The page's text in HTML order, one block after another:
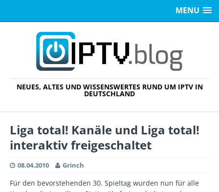
MENU
NEUES, ALTES UND WISSENSWERTES RUND UM IPTV IN
DEUTSCHLAND
Liga total! Kanäle und Liga total!
interaktiv freigeschaltet
08.04.2010 Grinch
Für den bevorstehenden 30. Spieltag wurden nun für alle